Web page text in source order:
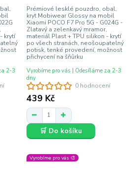
krytí
2-3
0 hodnocení
Prémiové lesklé pouzdro, obal,
kryt Mobiwear Glossy na mobil
Xiaomi POCO F7 Pro 5G - G024G -
Zlatavý a zelenkavý mramor,
materiál Plast + TPU silikon - krytí
po všech stranách, neošoupatelný
potisk, tenké provedení, možnost
přichycení na šňůrku
439 Kč
Vyrobíme pro vás | Odesíláme za 2-3
dny
🛒 Do košíku
Vyrobíme pro vás 🎨